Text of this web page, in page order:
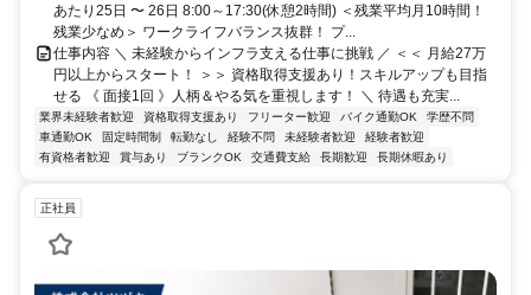
あたり25日 〜 26日 8:00～17:30(休憩2時間) ＜残業平均月10時間！
残業少なめ＞ ワークライフバランス抜群！ プ...
仕事内容 ＼ 未経験からインフラ支える仕事に挑戦 ／ ＜＜ 月給27万
円以上からスタート！ ＞＞ 資格取得支援あり！スキルアップも目指
せる 《 面接1回 》人柄＆やる気を重視します！ ＼ 待遇も充実...
業界未経験者歓迎 資格取得支援あり フリーター歓迎 バイク通勤OK
学歴不問
車通勤OK
固定時間制 転勤なし 経験不問 未経験者歓迎
経験者歓迎
有資格者歓迎
賞与あり ブランクOK 交通費支給 長期歓迎 長期休暇あり
正社員